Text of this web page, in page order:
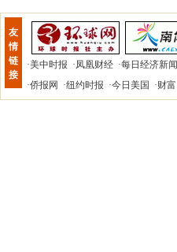
友
情
链
接
·美中时报 ·凤凰财经 ·每日经济新闻
·侨报网 ·纽约时报 ·今日美国 ·财富